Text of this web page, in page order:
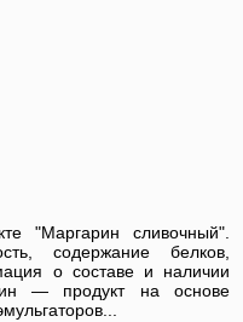
"Маргарин сливочный".
содержание белков,
о составе и наличии
— продукт на основе